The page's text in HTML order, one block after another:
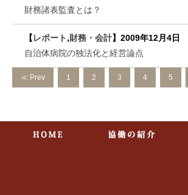
財務諸表監査とは？
【レポート ,財務・会計】 2009年12月4日
自治体病院の独法化と経営論点
≪ Prev 1 2 3 4 5